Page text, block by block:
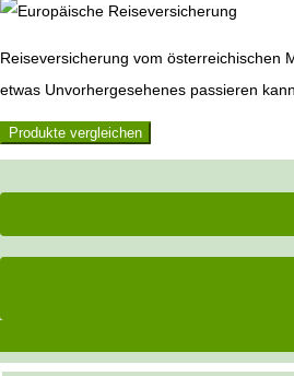
Reiseversicherung vom österreichischen
etwas Unvorhergesehenes passieren kann.
Produkte vergleichen